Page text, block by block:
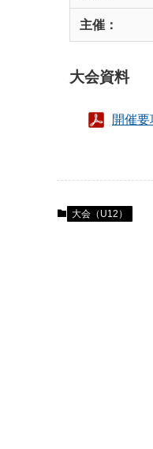
主催：
大会資料
開催要
大会（U12）